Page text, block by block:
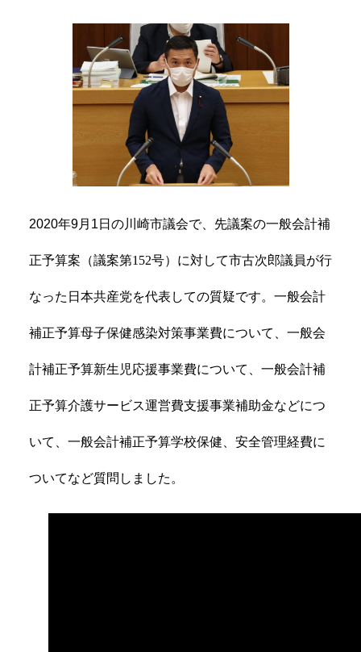
2020年9月 1 日の川崎市議会で、先議案の一般会計補
正予算案（議案第152号）に対して市古次郎議員が行
なった日本共産党を代表しての質疑です。一般会計
補正予算母子保健感染対策事業費について、一般会
計補正予算新生児応援事業費について、一般会計補
正予算介護サービス運営費支援事業補助金などにつ
いて、一般会計補正予算学校保健、安全管理経費に
ついてなど質問しました。